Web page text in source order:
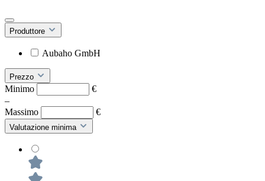
Produttore
Aubaho GmbH
Prezzo
Minimo
€
–
Massimo
€
Valutazione minima